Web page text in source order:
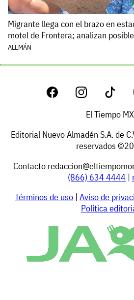
Migrante llega con el brazo en
motel de Frontera; analizan
ALEMÁN
El Tiempo MX
Editorial Nuevo Almadén S.A. de
reservados
Contacto
(866) 634 4444 |
Términos de uso | Aviso de
Política